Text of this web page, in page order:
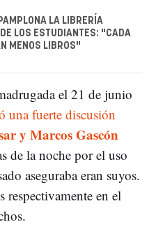
LA LIBRERÍA
LOS ESTUDIANTES: "CADA
MENOS LIBROS"
el 21 de junio
una fuerte discusión
y Marcos Gascón
de la noche por el uso
aseguraba eran suyos.
en el